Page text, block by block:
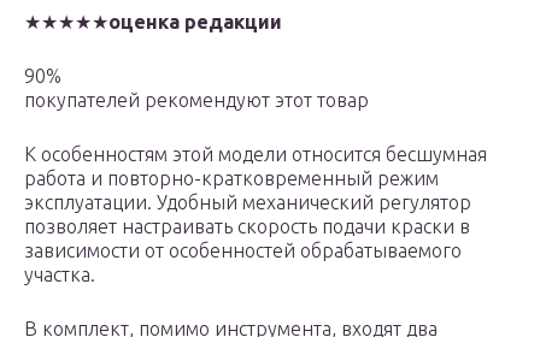
★★★★★оценка редакции
90%
покупателей рекомендуют этот товар
К особенностям этой модели относится бесшумная
работа и повторно-кратковременный режим
эксплуатации. Удобный механический регулятор
позволяет настраивать скорость подачи краски в
зависимости от особенностей обрабатываемого
участка.
В комплект, помимо инструмента, входят два